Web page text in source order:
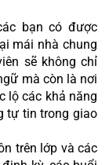
bạn có được
mái nhà chung
sẽ không chỉ
mà còn là nơi
lộ các khả năng
tự tin trong giao
trên lớp và các